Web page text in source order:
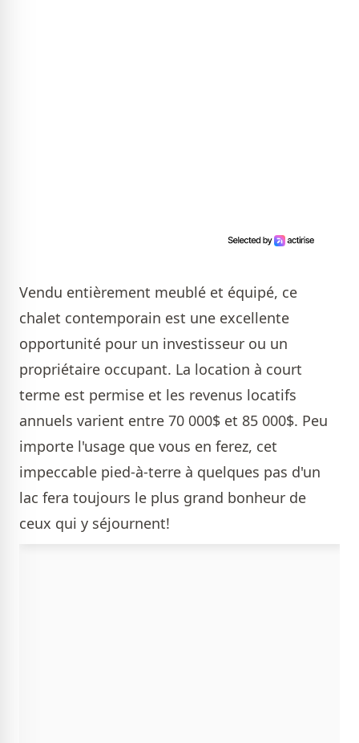
Vendu entièrement meublé et équipé, ce
chalet contemporain est une excellente
opportunité pour un investisseur ou un
propriétaire occupant. La location à court
terme est permise et les revenus locatifs
annuels varient entre 70 000$ et 85 000$. Peu
importe l'usage que vous en ferez, cet
impeccable pied-à-terre à quelques pas d'un
lac fera toujours le plus grand bonheur de
ceux qui y séjournent!